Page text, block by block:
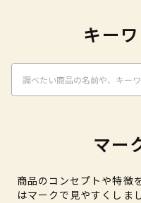
キー
マー
商品のコンセプトや特徴
はマークで見やすくしま